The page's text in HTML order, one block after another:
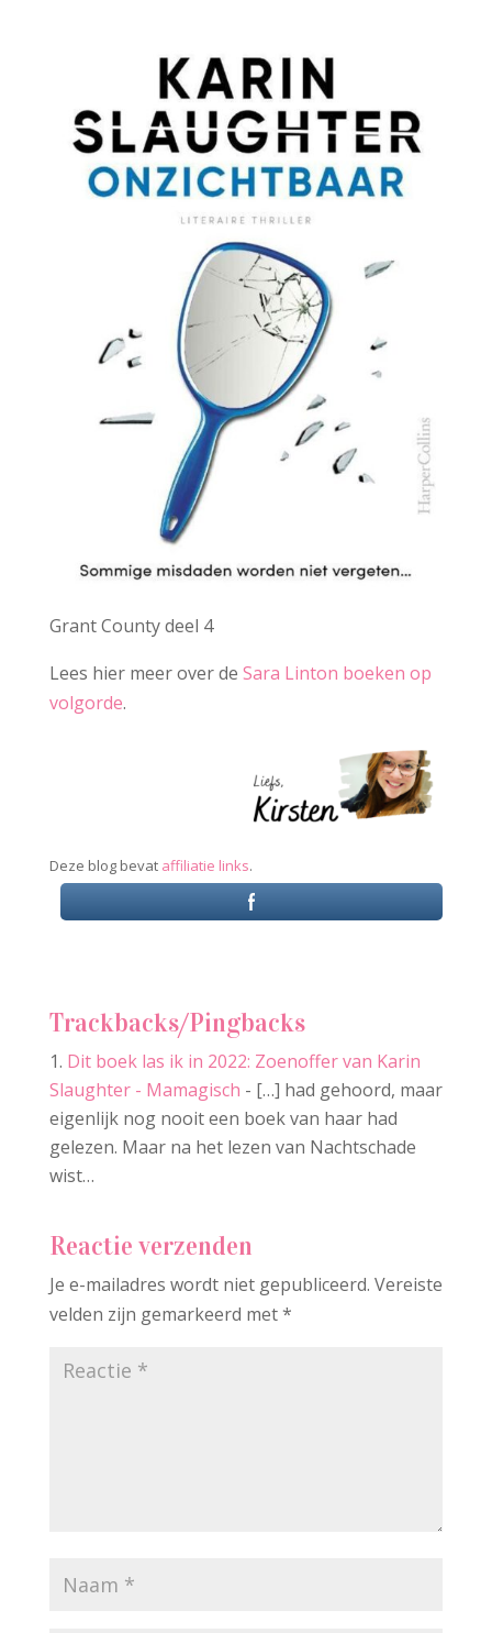
Grant County deel 4
Lees hier meer over de Sara Linton boeken op
volgorde.
Deze blog bevat affiliatie links.
Trackbacks/Pingbacks
Dit boek las ik in 2022: Zoenoffer van Karin
Slaughter - Mamagisch - […] had gehoord, maar
eigenlijk nog nooit een boek van haar had
gelezen. Maar na het lezen van Nachtschade
wist…
Reactie verzenden
Je e-mailadres wordt niet gepubliceerd. Vereiste
velden zijn gemarkeerd met*